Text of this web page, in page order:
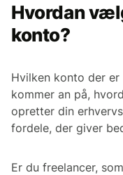
Hvordan
konto?
Hvilken konto der
kommer an på,
opretter din
fordele, der giver
Er du freelancer,